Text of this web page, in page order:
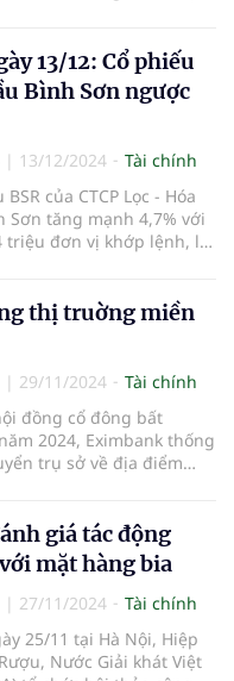
vốn cho nền kinh tế.
13/12: Cổ phiếu
Bình Sơn ngược
| 13/12/2024
Tài chính
của CTCP Lọc - Hóa
Sơn tăng mạnh 4,7% với
triệu đơn vị khớp lệnh, là
thị truờng miền
| 29/11/2024
Tài chính
đồng cổ đông bất
2024, Eximbank thống
trụ sở về địa điểm
giá tác động
mặt hàng bia
| 27/11/2024
Tài chính
25/11 tại Hà Nội, Hiệp
Nước Giải khát Việt